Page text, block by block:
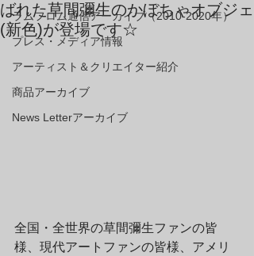
ラムフロム通信アーカイブ（2010-2020年）
プレス・メディア情報
アーティスト＆クリエイター紹介
商品アーカイブ
News Letterアーカイブ
ばれた草間彌生のかぼちゃオブジェ
(新色)が登場です☆
全国・全世界の草間彌生ファンの皆
様、現代アートファンの皆様、アメリ